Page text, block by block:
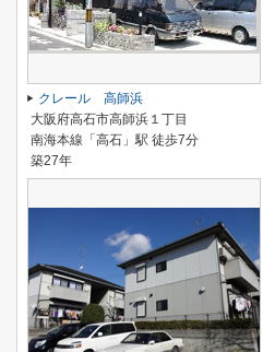
クレール 高師浜
大阪府高石市高師浜１丁目
南海本線「高石」駅 徒歩7分
築27年